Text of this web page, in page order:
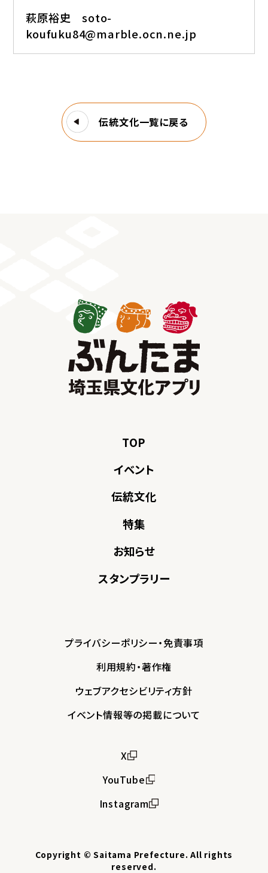
萩原裕史 soto-
koufuku84@marble.ocn.ne.jp
伝統文化一覧に戻る
TOP
イベント
伝統文化
特集
お知らせ
スタンプラリー
プライバシーポリシー・免責事項
利用規約・著作権
ウェブアクセシビリティ方針
イベント情報等の掲載について
X
YouTube
Instagram
Copyright © Saitama Prefecture. All rights
reserved.